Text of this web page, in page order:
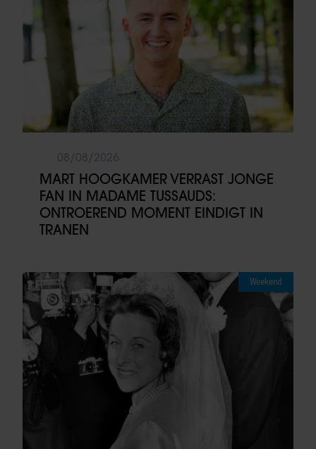
MART HOOGKAMER VERRAST JONGE
FAN IN MADAME TUSSAUDS:
ONTROEREND MOMENT EINDIGT IN
TRANEN
Weekend